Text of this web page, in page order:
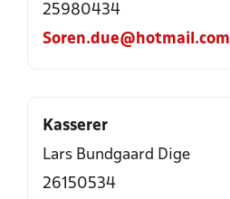
25980434
Soren.due@hotmail.com
Kasserer
Lars Bundgaard Dige
26150534